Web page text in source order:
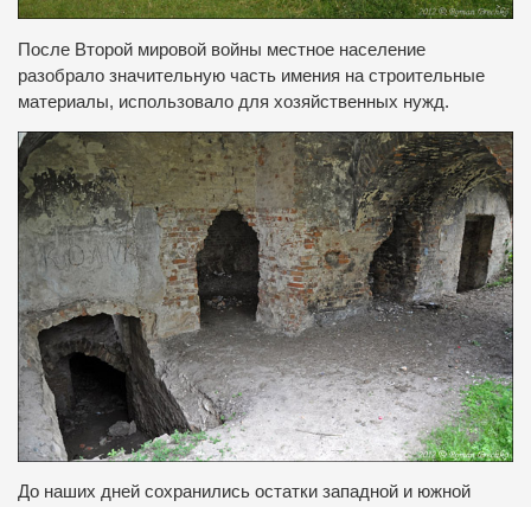
После Второй мировой войны местное население
разобрало значительную часть имения на строительные
материалы, использовало для хозяйственных нужд.
До наших дней сохранились остатки западной и южной